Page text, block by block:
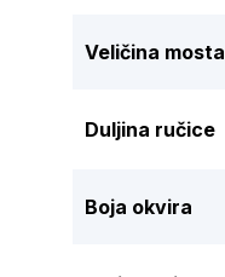
Veličina mosta
Duljina ručice
Boja okvira